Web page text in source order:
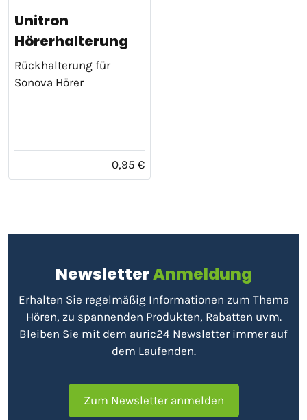
Unitron
Hörerhalterung
Rückhalterung für
Sonova Hörer
0,95 €
NewsletterAnmeldung
Erhalten Sie regelmäßig Informationen zum Thema
Hören, zu spannenden Produkten, Rabatten uvm.
Bleiben Sie mit dem auric24 Newsletter immer auf
dem Laufenden.
Zum Newsletter anmelden